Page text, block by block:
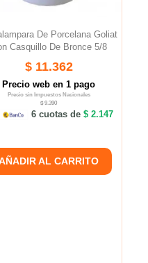
De Porcelana Goliat
Casquillo De Bronce 5/8
$ 11.362
Precio web en 1 pago
Precio sin Impuestos Nacionales
$ 9.390
6 cuotas de$ 2.147
AL CARRITO